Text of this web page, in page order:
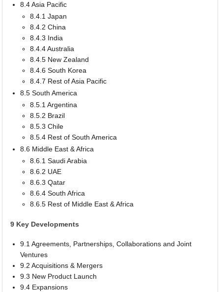
8.4 Asia Pacific
8.4.1 Japan
8.4.2 China
8.4.3 India
8.4.4 Australia
8.4.5 New Zealand
8.4.6 South Korea
8.4.7 Rest of Asia Pacific
8.5 South America
8.5.1 Argentina
8.5.2 Brazil
8.5.3 Chile
8.5.4 Rest of South America
8.6 Middle East & Africa
8.6.1 Saudi Arabia
8.6.2 UAE
8.6.3 Qatar
8.6.4 South Africa
8.6.5 Rest of Middle East & Africa
9 Key Developments
9.1 Agreements, Partnerships, Collaborations and Joint
Ventures
9.2 Acquisitions & Mergers
9.3 New Product Launch
9.4 Expansions